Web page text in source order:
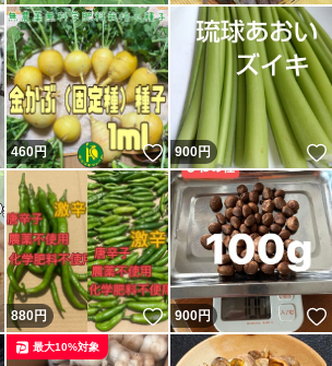
いいね！
460円 いいね！
900円
いいね！
880円 いいね！
900円
最大10%対象